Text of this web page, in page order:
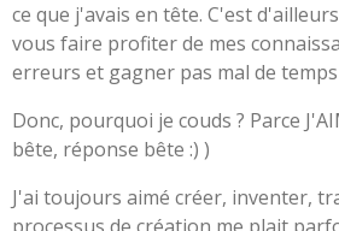
ce que j'avais en tête. C'est
vous faire profiter de mes
erreurs et gagner pas mal de temps
Donc, pourquoi je couds ? Parce
bête, réponse bête :) )
J'ai toujours aimé créer, inventer,